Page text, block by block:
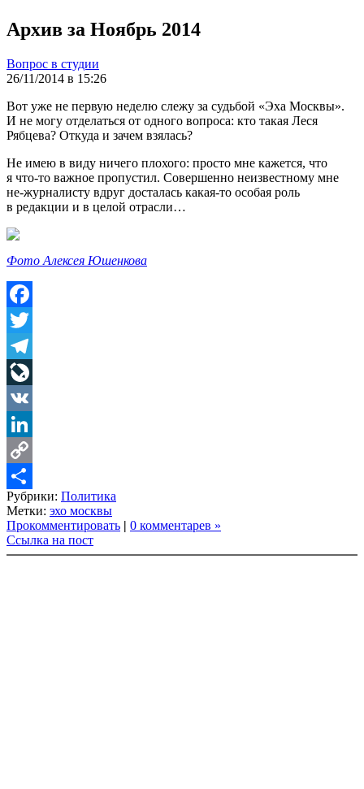
Архив за Ноябрь 2014
Вопрос в студии
26/11/2014 в 15:26
Вот уже не первую неделю слежу за судьбой «Эха Москвы».
И не могу отделаться от одного вопроса: кто такая Леся
Рябцева? Откуда и зачем взялась?
Не имею в виду ничего плохого: просто мне кажется, что
я что-то важное пропустил. Совершенно неизвестному мне
не-журналисту вдруг досталась какая-то особая роль
в редакции и в целой отрасли…
Фото Алексея Юшенкова
Facebook
Twitter
Telegram
LiveJournal
VK
LinkedIn
Copy
Link
Share
Рубрики: Политика
Метки: эхо москвы
Прокомментировать | 0 комментарев »
Ссылка на пост